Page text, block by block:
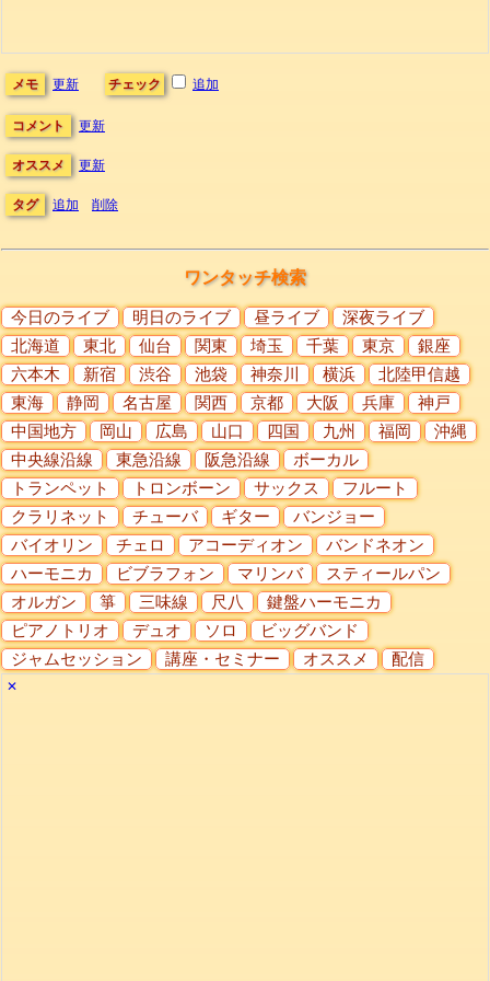
メモ 更新 チェック 追加
コメント 更新
オススメ 更新
タグ 追加 削除
ワンタッチ検索
今日のライブ 明日のライブ 昼ライブ
深夜ライブ
北海道
東北 仙台 関東 埼玉 千葉 東京
銀座
六本木
新宿 渋谷 池袋 神奈川 横浜
北陸甲信越
東海
静岡 名古屋 関西 京都 大阪 兵庫
神戸
中国地方
岡山 広島 山口 四国 九州 福岡
沖縄
中央線沿線
東急沿線 阪急沿線
ボーカル
トランペット
トロンボーン サックス
フルート
クラリネット
チューバ ギター
バンジョー
バイオリン
チェロ アコーディオン
バンドネオン
ハーモニカ
ビブラフォン マリンバ
スティールパン
オルガン
箏 三味線 尺八
鍵盤ハーモニカ
ピアノトリオ
デュオ ソロ
ビッグバンド
ジャムセッション
講座・セミナー オススメ 配信
✕